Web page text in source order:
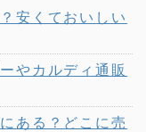
安くておいしい
やカルディ通販
ある？どこに売